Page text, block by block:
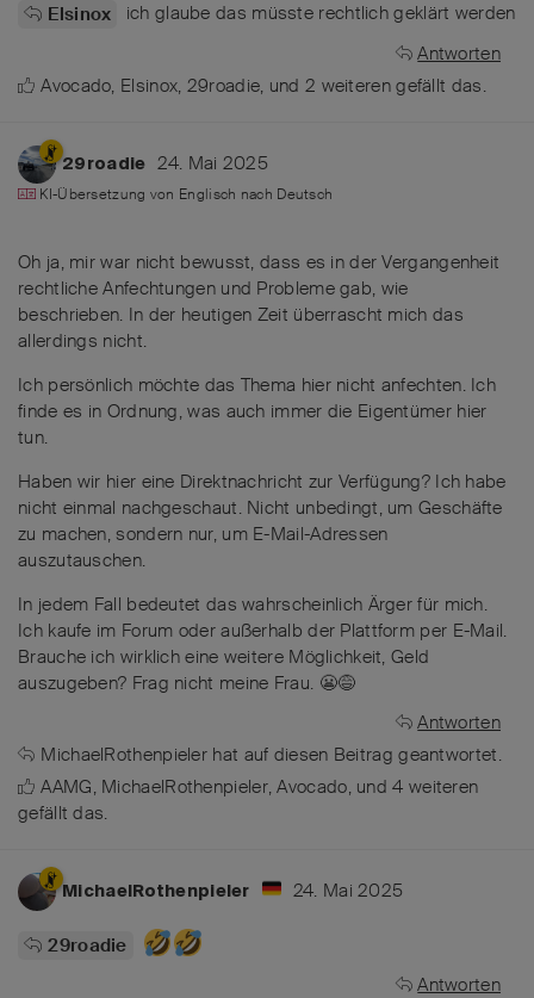
Elsinox
ich glaube das müsste rechtlich geklärt werden
Antworten
Avocado, Elsinox, 29roadie, und 2 weiterengefällt das.
29roadie 24. Mai 2025
KI-Übersetzung von Englisch nach Deutsch
Oh ja, mir war nicht bewusst, dass es in der Vergangenheit
rechtliche Anfechtungen und Probleme gab, wie
beschrieben. In der heutigen Zeit überrascht mich das
allerdings nicht.
Ich persönlich möchte das Thema hier nicht anfechten. Ich
finde es in Ordnung, was auch immer die Eigentümer hier
tun.
Haben wir hier eine Direktnachricht zur Verfügung? Ich habe
nicht einmal nachgeschaut. Nicht unbedingt, um Geschäfte
zu machen, sondern nur, um E-Mail-Adressen
auszutauschen.
In jedem Fall bedeutet das wahrscheinlich Ärger für mich.
Ich kaufe im Forum oder außerhalb der Plattform per E-Mail.
Brauche ich wirklich eine weitere Möglichkeit, Geld
auszugeben? Frag nicht meine Frau. 😬😅
Antworten
MichaelRothenpieler hat auf diesen Beitrag geantwortet.
AAMG, MichaelRothenpieler,Avocado, und4 weiteren
gefällt das.
MichaelRothenpieler 24. Mai 2025
29roadie
Antworten